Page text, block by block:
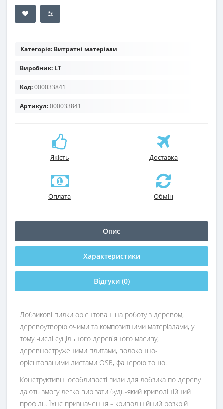
Категорія: Витратні матеріали
Виробник: LT
Код:000033841
Артикул:000033841
Якість Доставка
Оплата Обмін
Опис
Характеристики
Відгуки (0)
Лобзикові пилки орієнтовані на роботу з деревом,
деревоутворюючими та композитними матеріалами, у
тому числі суцільного дерев'яного масиву,
деревноструженими плитами, волоконно-
орієнтованими листами OSB, фанерою тощо.
Конструктивні особливості пили для лобзика по дереву
дають змогу легко вирізати будь-який криволінійний
профіль. Їхнє призначення – криволінійний розкрій